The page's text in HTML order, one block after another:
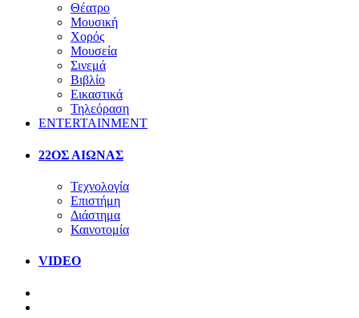
Θέατρο
Μουσική
Χορός
Μουσεία
Σινεμά
Βιβλίο
Εικαστικά
Τηλεόραση
ENTERTAINMENT
22ΟΣ ΑΙΩΝΑΣ
Τεχνολογία
Επιστήμη
Διάστημα
Καινοτομία
VIDEO